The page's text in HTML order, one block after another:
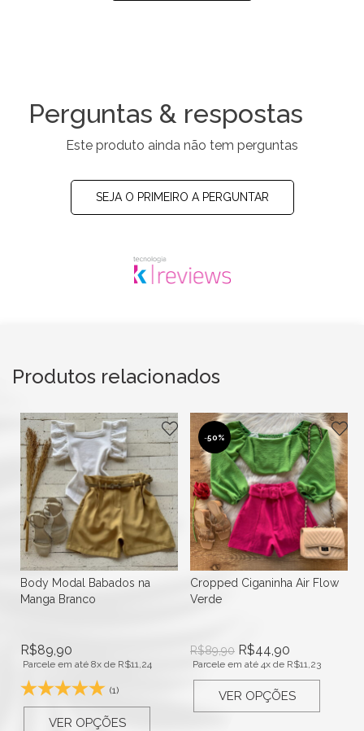
Perguntas & respostas
Este produto ainda não tem perguntas
SEJA O PRIMEIRO A PERGUNTAR
Produtos relacionados
Body Modal Babados na
Manga Branco
R$89,90
Parcele em até 8x de R$11,24
(1)
VER OPÇÕES
-50%
Cropped Ciganinha Air Flow
Verde
R$89,90 R$44,90
Parcele em até 4x de R$11,23
VER OPÇÕES